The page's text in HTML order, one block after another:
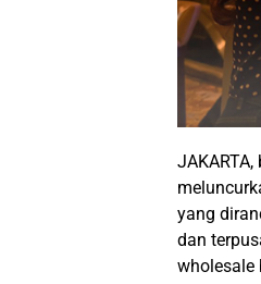
yang
dan
wholesale